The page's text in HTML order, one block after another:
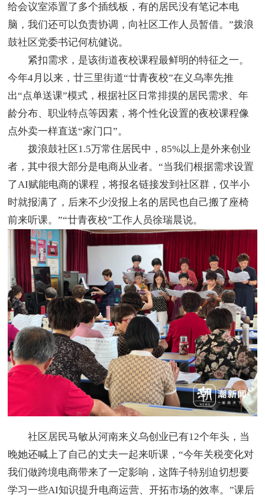
给会议室添置了多个插线板，有的居民没有笔记本电
脑，我们还可以负责协调，向社区工作人员暂借。”拨浪
鼓社区党委书记何杭健说。
紧扣需求，是该街道夜校课程最鲜明的特征之一。
今年4月以来，廿三里街道“廿青夜校”在义乌率先推
出“点单送课”模式，根据社区日常排摸的居民需求、年
龄分布、职业特点等因素，将个性化设置的夜校课程像
点外卖一样直送“家门口”。
拨浪鼓社区1.5万常住居民中，85%以上是外来创业
者，其中很大部分是电商从业者。“当我们根据需求设置
了AI赋能电商的课程，将报名链接发到社区群，仅半小
时就报满了，后来不少没报上名的居民也自己搬了座椅
前来听课。”“廿青夜校”工作人员徐瑞晨说。
社区居民马敏从河南来义乌创业已有12个年头，当
晚她还喊上了自己的丈夫一起来听课，“今年关税变化对
我们做跨境电商带来了一定影响，这阵子特别迫切想要
学习一些AI知识提升电商运营、开拓市场的效率。”课后